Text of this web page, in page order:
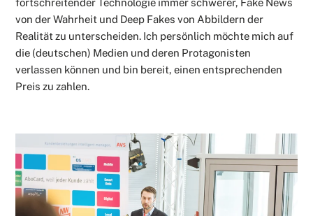
von der Wahrheit und Deep Fakes von Abbildern der
Realität zu unterscheiden. Ich persönlich möchte mich auf
die (deutschen) Medien und deren Protagonisten
verlassen können und bin bereit, einen entsprechenden
Preis zu zahlen.